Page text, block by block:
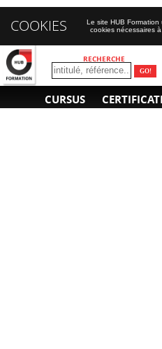
RECHERCHE
CURSUS
COOKIES
Le site HUB
cookies nécessaires